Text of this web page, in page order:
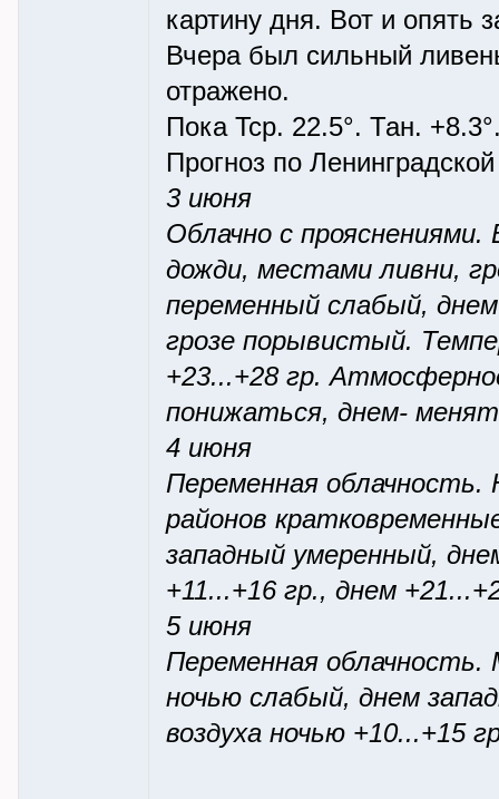
картину дня. Вот и опять
Вчера был сильный
отражено.
Пока Tcp. 22.5°. Тан.
Прогноз по
3 июня
Облачно с
дожди, местами ливни,
переменный слабый,
грозе порывистый.
+23...+28 гр.
понижаться, днем-
4 июня
Переменная
районов
западный умеренный,
+11...+16 гр., днем
5 июня
Переменная
ночью слабый, днем
воздуха ночью +10...+15